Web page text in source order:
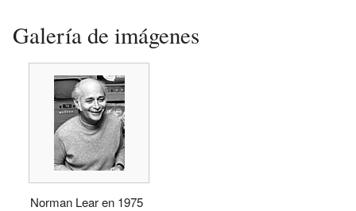
Galería de imágenes
Norman Lear en 1975